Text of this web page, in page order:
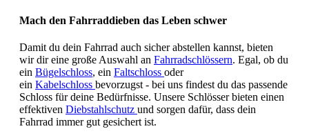
Mach den Fahrraddieben das Leben schwer
Damit du dein Fahrrad auch sicher abstellen kannst, bieten
wir dir eine große Auswahl an Fahrradschlössern. Egal, ob du
ein Bügelschloss, ein Faltschloss oder
ein Kabelschloss bevorzugst - bei uns findest du das passende
Schloss für deine Bedürfnisse. Unsere Schlösser bieten einen
effektiven Diebstahlschutz und sorgen dafür, dass dein
Fahrrad immer gut gesichert ist.